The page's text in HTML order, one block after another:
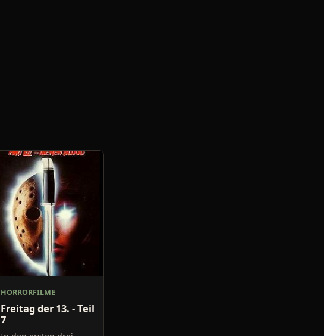
HORRORFILME
Freitag der 13. - Teil
7